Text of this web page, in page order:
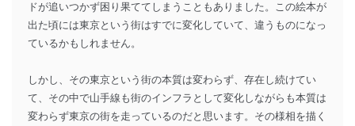
ドが追いつかず困り果ててしまうこともありました。この絵本が
出た頃には東京という街はすでに変化していて、違うものになっ
ているかもしれません。
しかし、その東京という街の本質は変わらず、存在し続けてい
て、その中で山手線も街のインフラとして変化しながらも本質は
変わらず東京の街を走っているのだと思います。その様相を描く